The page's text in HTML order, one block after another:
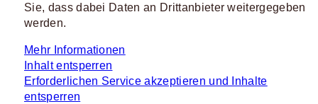
Sie, dass dabei Daten an Drittanbieter weitergegeben
werden.
Mehr Informationen
Inhalt entsperren
Erforderlichen Service akzeptieren und Inhalte
entsperren